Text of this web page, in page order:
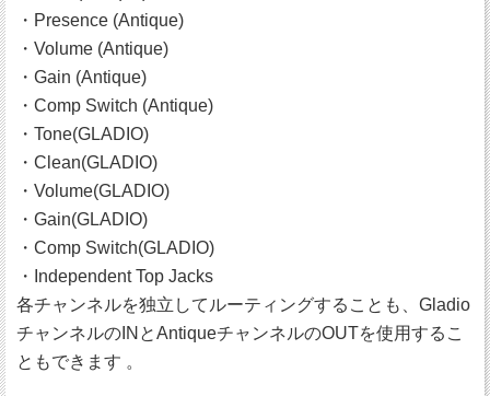
・Presence (Antique)
・Volume (Antique)
・Gain (Antique)
・Comp Switch (Antique)
・Tone(GLADIO)
・Clean(GLADIO)
・Volume(GLADIO)
・Gain(GLADIO)
・Comp Switch(GLADIO)
・Independent Top Jacks
各チャンネルを独立してルーティングすることも、Gladio
チャンネルのINとAntiqueチャンネルのOUTを使用するこ
ともできます 。